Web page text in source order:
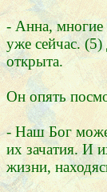
- Анна, многие
уже сейчас.
открыта.
Он опять
- Наш Бог
их зачатия. И
жизни,